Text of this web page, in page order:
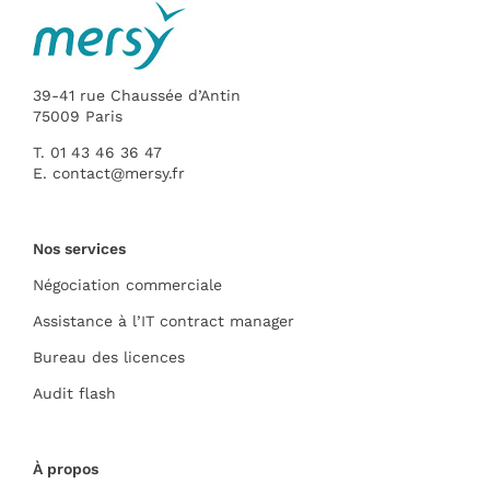
39-41 rue Chaussée d’Antin
75009 Paris
T. 01 43 46 36 47
E. contact@mersy.fr
Nos services
Négociation commerciale
Assistance à l’IT contract manager
Bureau des licences
Audit flash
À propos